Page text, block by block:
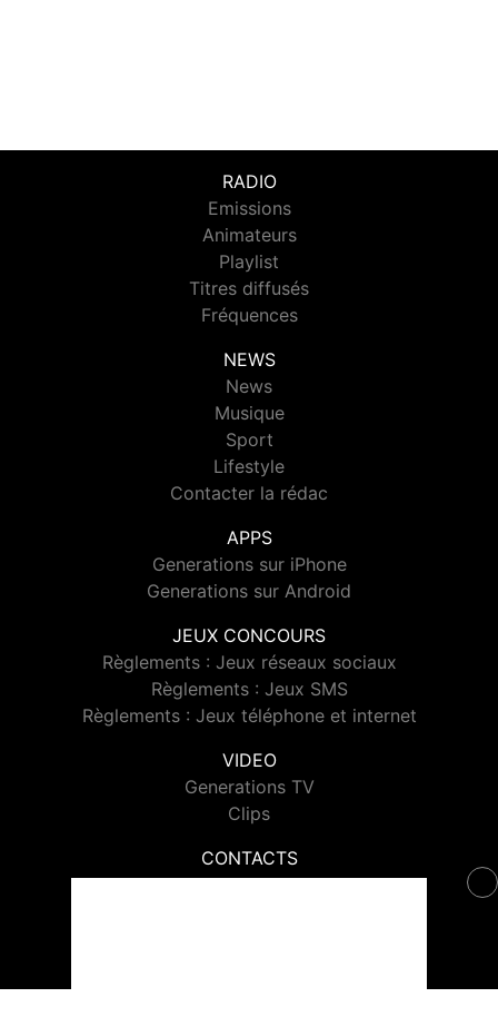
RADIO
Emissions
Animateurs
Playlist
Titres diffusés
Fréquences
NEWS
News
Musique
Sport
Lifestyle
Contacter la rédac
APPS
Generations sur iPhone
Generations sur Android
JEUX CONCOURS
Règlements : Jeux réseaux sociaux
Règlements : Jeux SMS
Règlements : Jeux téléphone et internet
VIDEO
Generations TV
Clips
CONTACTS
Contacter Generations